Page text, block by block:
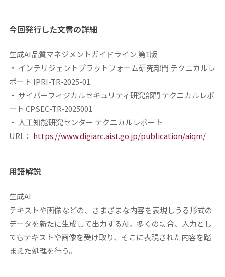
今回発行した文書の詳細
生成AI品質マネジメントガイドライン 第1版
・ インテリジェントプラットフォーム研究部門 テクニカルレ
ポート IPRI-TR-2025-01
・ サイバーフィジカルセキュリティ研究部門 テクニカルレポ
ート CPSEC-TR-2025001
・ 人工知能研究センター テクニカルレポート
URL： https://www.digiarc.aist.go.jp/publication/aiqm/
用語解説
生成AI
テキストや画像などの、さまざまな内容を表現しうる形式の
データを新たに生成して出力するAI。多くの場合、入力とし
てもテキストや画像を受け取り、そこに表現された内容を踏
まえた処理を行う。